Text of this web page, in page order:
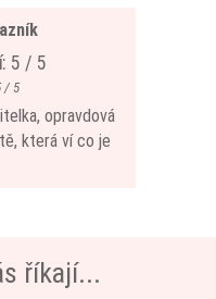
/ 5
opravdová
která ví co je
říkají...